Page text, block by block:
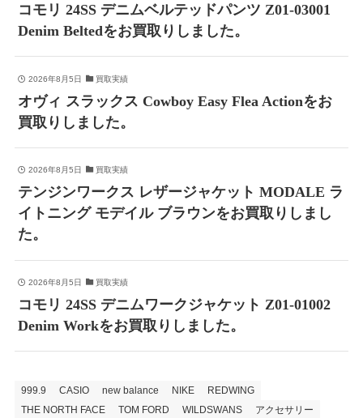
コモリ 24SS デニムベルテッドパンツ Z01-03001
Denim Beltedをお買取りしました。
2026年8月5日 買取実績
オヴィ スラックス Cowboy Easy Flea Actionをお
買取りしました。
2026年8月5日 買取実績
テンジンワークス レザージャケット MODALE ラ
イトニング モデイル ブラウンをお買取りしまし
た。
2026年8月5日 買取実績
コモリ 24SS デニムワークジャケット Z01-01002
Denim Workをお買取りしました。
999.9 CASIO new balance NIKE
REDWING
THE NORTH FACE
TOM FORD WILDSWANS
アクセサリー